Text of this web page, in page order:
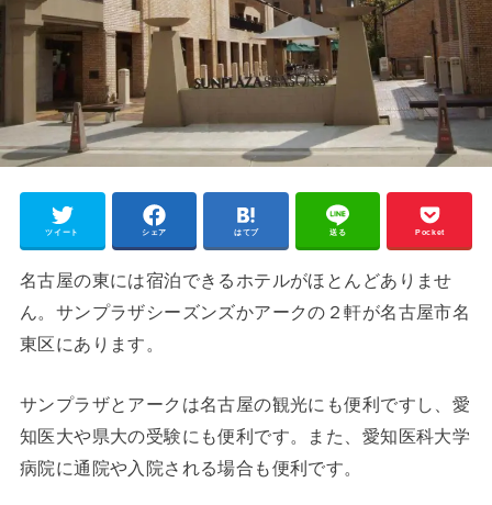
ツイート シェア はてブ 送る Pocket
名古屋の東には宿泊できるホテルがほとんどありませ
ん。サンプラザシーズンズかアークの２軒が名古屋市名
東区にあります。
サンプラザとアークは名古屋の観光にも便利ですし、愛
知医大や県大の受験にも便利です。また、愛知医科大学
病院に通院や入院される場合も便利です。